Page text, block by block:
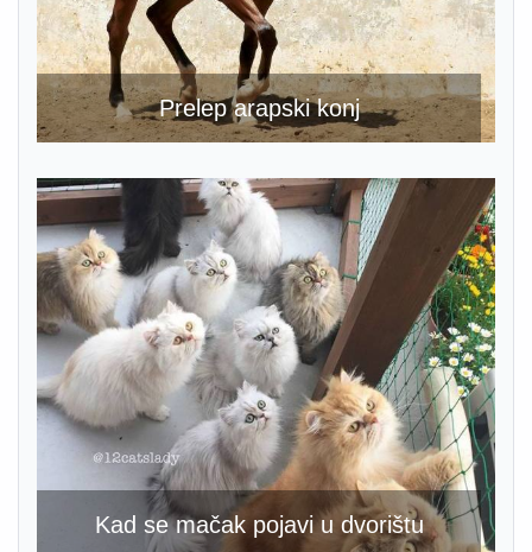
Prelep arapski konj
Kad se mačak pojavi u dvorištu